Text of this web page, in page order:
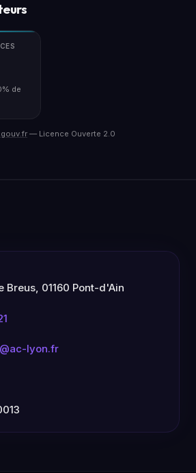
de
— Licence Ouverte 2.0
Breus, 01160 Pont-d'Ain
lyon.fr